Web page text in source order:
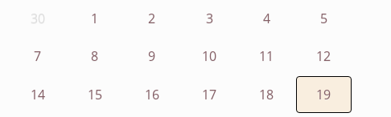
30 1 2 3 4 5
7 8 9 10 11 12
14 15 16 17 18 19